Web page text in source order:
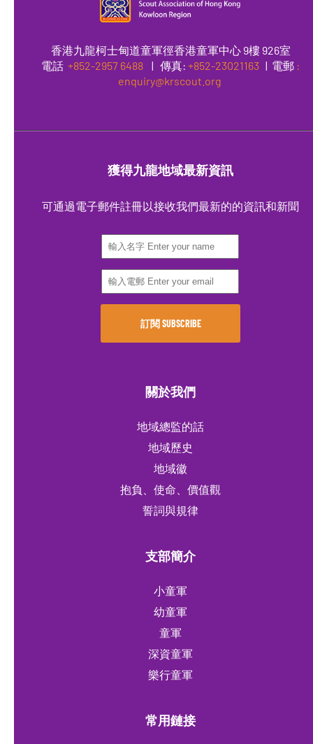
香港九龍柯士甸道童軍徑香港童軍中心 9樓 926室
電話 +852-2957 6488 | 傳真: +852-23021163 | 電郵 :
enquiry@krscout.org
獲得九龍地域最新資訊
可通過電子郵件註冊以接收我們最新的的資訊和新聞
關於我們
地域總監的話
地域歷史
地域徽
抱負、使命、價值觀
誓詞與規律
支部簡介
小童軍
幼童軍
童軍
深資童軍
樂行童軍
常用鏈接